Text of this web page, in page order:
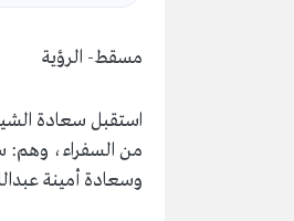
مسقط- الرؤية
استقبل سعادة
من السفراء، وهم:
وسعادة أمينة